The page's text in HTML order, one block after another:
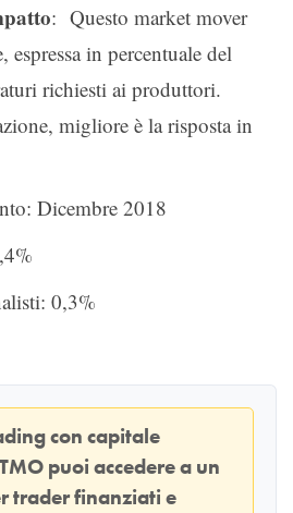
: Questo market mover
in percentuale del
richiesti ai produttori.
migliore è la risposta in
Dicembre 2018
0,3%
con capitale
puoi accedere a un
trader finanziati e